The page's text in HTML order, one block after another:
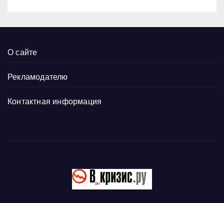
О сайте
Рекламодателю
Контактная информация